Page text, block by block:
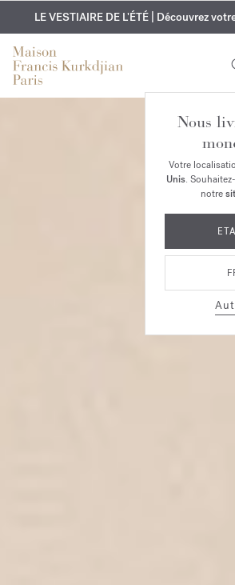
EXCLUSIF | Découvrez le nouveau
dans votre
GRAVURE OFFERTE | Sur tous les
corps jusqu'au 9 août
LE VESTIAIRE DE L'ÉTÉ | Découvrez
Nous
Votre
Unis.
notre